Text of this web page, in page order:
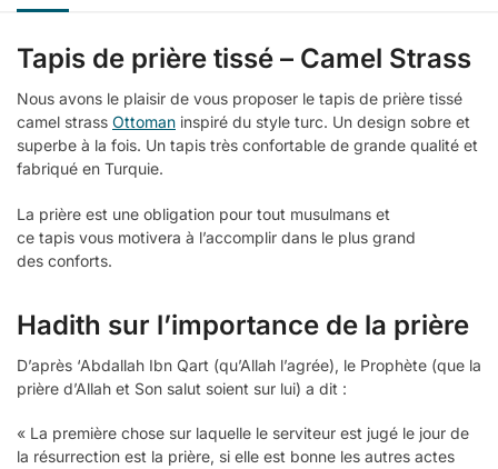
Tapis de prière tissé – Camel Strass
Nous avons le plaisir de vous proposer le tapis de prière tissé
camel strass Ottoman inspiré du style turc. Un design sobre et
superbe à la fois. Un tapis très confortable de grande qualité et
fabriqué en Turquie.
La prière est une obligation pour tout musulmans et
ce tapis vous motivera à l’accomplir dans le plus grand
des conforts.
Hadith sur l’importance de la prière
D’après ‘Abdallah Ibn Qart (qu’Allah l’agrée), le Prophète (que la
prière d’Allah et Son salut soient sur lui) a dit :
« La première chose sur laquelle le serviteur est jugé le jour de
la résurrection est la prière, si elle est bonne les autres actes